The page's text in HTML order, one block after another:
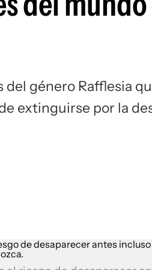
género Rafflesia
extinguirse por la